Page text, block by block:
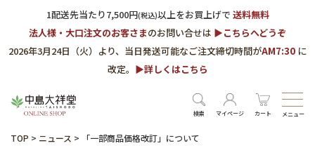
1配送先当たり7,500円(税込)以上をお買上げで 送料無料
法人様・大口注文のお客さまのお問い合せは ▶︎こちらへどうぞ
2026年3月24日（火）より、当日発送可能なご注文締切時間がAM7:30 に
改定。 ▶︎詳しくはこちら
検索 マイページ カート メニュー
TOP > ニュース > 「一部商品価格改訂」について